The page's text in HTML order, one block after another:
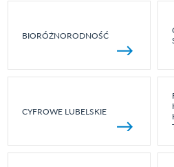
BIORÓŻNORODNOŚĆ
CYFROWE LUBELSKIE